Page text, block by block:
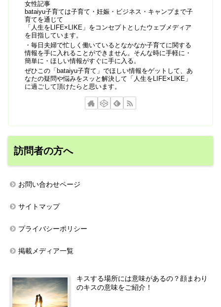
女性記事
bataiyu子育ては子育て・妊娠・ビジネス・キャンプまで子
育てを通じて
「人生をLIFE×LIKE」をコンセプトとしたウェブメディア
を目指しています。
・毎日夫婦で忙しく働いているとなかなか子育てに関する
情報を手に入れることができません。そんな時に手軽に・
簡単に・ほしい情報がすぐに手に入る。
ぜひこの「bataiyu子育て」でほしい情報をゲットして、あ
なたの疑問や悩みをスッと解決して「人生をLIFE×LIKE」
に過ごして頂けたらと思います。
訪問者の方へ
お問い合わせページ
サイトマップ
プライバシーポリシー
掲載メディア一覧
キスする場所には意味があるの？顔まわり
のキスの意味をご紹介！